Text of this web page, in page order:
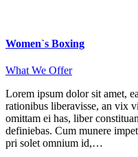
Women`s Boxing
What We Offer
Lorem ipsum dolor sit amet,
rationibus liberavisse, an vix
omittam ei has, liber
definiebas. Cum munere
pri solet omnium id,…